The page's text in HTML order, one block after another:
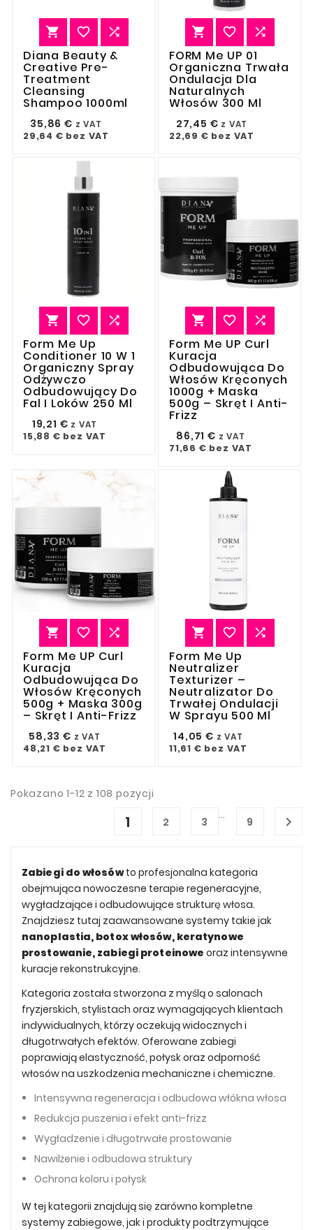
  
Diana Beauty &
Creative Pre-
Treatment
Cleansing
Shampoo 1000ml
35,86 € z VAT
29,64 € bez VAT
  
FORM Me UP 01
Organiczna Trwała
Ondulacja Dla
Naturalnych
Włosów 300 Ml
27,45 € z VAT
22,69 € bez VAT
  
Form Me Up
Conditioner 10 W 1
Organiczny Spray
Odżywczo
Odbudowujący Do
Fal I Loków 250 Ml
19,21 € z VAT
15,88 € bez VAT
  
Form Me UP Curl
Kuracja
Odbudowująca Do
Włosów Kręconych
1000g + Maska
500g – Skręt I Anti-
Frizz
86,71 € z VAT
71,66 € bez VAT
  
Form Me UP Curl
Kuracja
Odbudowująca Do
Włosów Kręconych
500g + Maska 300g
– Skręt I Anti-Frizz
58,33 € z VAT
48,21 € bez VAT
  
Form Me Up
Neutralizer
Texturizer –
Neutralizator Do
Trwałej Ondulacji
W Sprayu 500 Ml
14,05 € z VAT
11,61 € bez VAT
Pokazano 1-12 z 108 pozycji
1 2 3
…
9 
Zabiegi do włosówto profesjonalna kategoria
obejmująca nowoczesne terapie regeneracyjne,
wygładzające i odbudowujące strukturę włosa.
Znajdziesz tutaj zaawansowane systemy takie jak
nanoplastia, botox włosów, keratynowe
prostowanie, zabiegi proteinowe oraz intensywne
kuracje rekonstrukcyjne.
Kategoria została stworzona z myślą o salonach
fryzjerskich, stylistach oraz wymagających klientach
indywidualnych, którzy oczekują widocznych i
długotrwałych efektów. Oferowane zabiegi
poprawiają elastyczność, połysk oraz odporność
włosów na uszkodzenia mechaniczne i chemiczne.
Intensywna regeneracja i odbudowa włókna włosa
Redukcja puszenia i efekt anti-frizz
Wygładzenie i długotrwałe prostowanie
Nawilżenie i odbudowa struktury
Ochrona koloru i połysk
W tej kategorii znajdują się zarówno kompletne
systemy zabiegowe, jak i produkty podtrzymujące